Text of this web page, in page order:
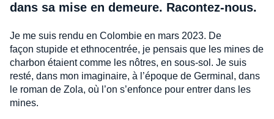
dans sa mise en demeure. Racontez-nous.
Je me suis rendu en Colombie en mars 2023. De
façon stupide et ethnocentrée, je pensais que les mines de
charbon étaient comme les nôtres, en sous-sol. Je suis
resté, dans mon imaginaire, à l’époque de Germinal, dans
le roman de Zola, où l’on s’enfonce pour entrer dans les
mines.